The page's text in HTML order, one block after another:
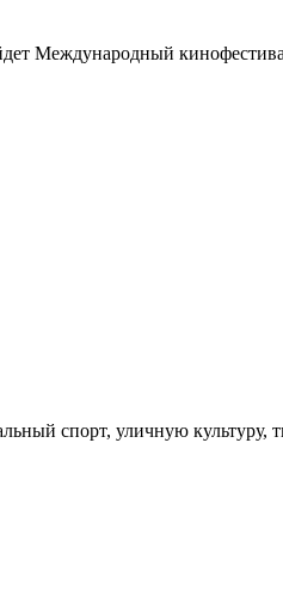
Международный
спорт, уличную культуру,